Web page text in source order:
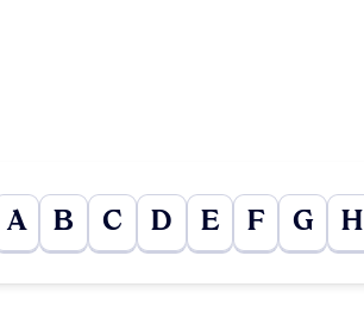
A B C D E F G H